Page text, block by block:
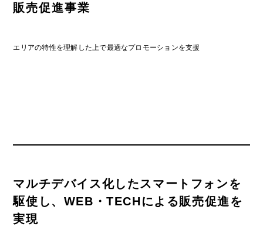
販売促進事業
エリアの特性を理解した上で最適なプロモーションを支援
マルチデバイス化したスマートフォンを
駆使し、WEB・TECHによる販売促進を
実現